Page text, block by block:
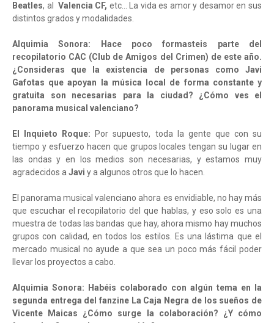
Beatles, al Valencia CF, etc… La vida es amor y desamor en sus
distintos grados y modalidades.
Alquimia Sonora: Hace poco formasteis parte del
recopilatorio CAC (Club de Amigos del Crimen) de este año.
¿Consideras que la existencia de personas como Javi
Gafotas que apoyan la música local de forma constante y
gratuita son necesarias para la ciudad? ¿Cómo ves el
panorama musical valenciano?
El Inquieto Roque:
Por supuesto, toda la gente que con su
tiempo y esfuerzo hacen que grupos locales tengan su lugar en
las ondas y en los medios son necesarias, y estamos muy
agradecidos aJavi y a algunos otros que lo hacen.
El panorama musical valenciano ahora es envidiable, no hay más
que escuchar el recopilatorio del que hablas, y eso solo es una
muestra de todas las bandas que hay, ahora mismo hay muchos
grupos con calidad, en todos los estilos. Es una lástima que el
mercado musical no ayude a que sea un poco más fácil poder
llevar los proyectos a cabo.
Alquimia Sonora: Habéis colaborado con algún tema en la
segunda entrega del fanzine La Caja Negra de los sueños de
Vicente Maicas ¿Cómo surge la colaboración? ¿Y cómo